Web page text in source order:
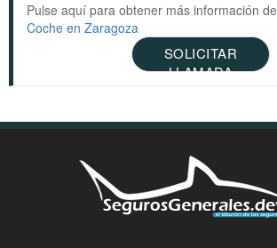
Pulse aquí para obtener más información de
Coche en Zaragoza
SOLICITAR
LLAMADA